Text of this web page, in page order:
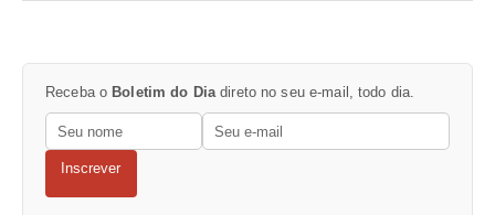
Receba o Boletim do Dia direto no seu e-mail, todo dia.
Inscrever